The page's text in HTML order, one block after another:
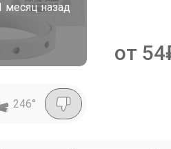
месяц назад
от
246°